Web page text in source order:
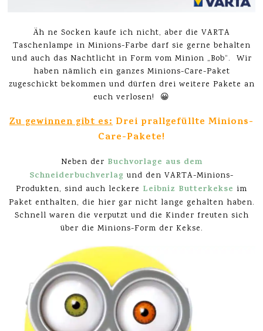
Äh ne Socken kaufe ich nicht, aber die VARTA
Taschenlampe in Minions-Farbe darf sie gerne behalten
und auch das Nachtlicht in Form vom Minion „Bob“. Wir
haben nämlich ein ganzes Minions-Care-Paket
zugeschickt bekommen und dürfen drei weitere Pakete an
euch verlosen! 😀
Zu gewinnen gibt es: Drei prallgefüllte Minions-
Care-Pakete!
Neben der Buchvorlage aus dem
Schneiderbuchverlag und den VARTA-Minions-
Produkten, sind auch leckere Leibniz Butterkekse im
Paket enthalten, die hier gar nicht lange gehalten haben.
Schnell waren die verputzt und die Kinder freuten sich
über die Minions-Form der Kekse.